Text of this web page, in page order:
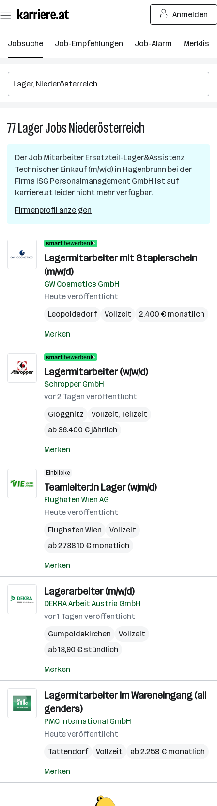
Seiteninhalt
springen
Anmelden
Jobsuche Job-Empfehlungen Job-Alarm Merkliste
77LagerJobsNiederösterreich
in
Niederösterreich
Der Job Mitarbeiter Ersatzteil-Lager&Assistenz
Technischer Einkauf (m/w/d) in Hagenbrunn bei der
Firma ISG Personalmanagement GmbH ist auf
karriere.at leider nicht mehr verfügbar.
Firmenprofil anzeigen
Lagermitarbeiter mit Staplerschein
(m/w/d)
GW Cosmetics GmbH
Heute veröffentlicht
Leopoldsdorf
Vollzeit 2.400 € monatlich
Merken
Lagermitarbeiter (w/w/d)
Schropper GmbH
vor 2 Tagen veröffentlicht
Gloggnitz
Vollzeit, Teilzeit
ab 36.400 € jährlich
Merken
Einblicke
Teamleiter:in Lager (w/m/d)
Flughafen Wien AG
Heute veröffentlicht
Flughafen Wien
Vollzeit
ab 2.738,10 € monatlich
Merken
Lagerarbeiter (m/w/d)
DEKRA Arbeit Austria GmbH
vor 1 Tagen veröffentlicht
Gumpoldskirchen
Vollzeit
ab 13,90 € stündlich
Merken
Lagermitarbeiter im Wareneingang (all
genders)
PMC International GmbH
Heute veröffentlicht
Tattendorf
Vollzeit ab 2.258 € monatlich
Merken